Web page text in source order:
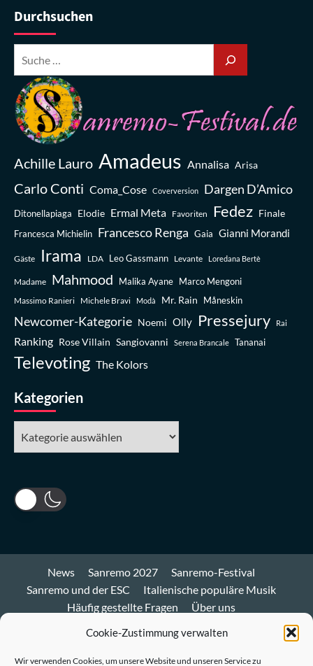
Cookie-Zustimmung verwalten
Wir verwenden Cookies, um unsere Website und unseren Service zu
Durchsuchen
Achille Lauro Amadeus Annalisa Arisa
Carlo Conti Coma_Cose Coverversion Dargen D’Amico
Ditonellapiaga Elodie Ermal Meta Favoriten Fedez Finale
Francesca Michielin Francesco Renga Gaia Gianni Morandi
Gäste Irama LDA Leo Gassmann Levante Loredana Bertè
Madame Mahmood Malika Ayane Marco Mengoni
Massimo Ranieri Michele Bravi Modà Mr. Rain Måneskin
Newcomer-Kategorie Noemi Olly Pressejury Rai
Ranking Rose Villain Sangiovanni Serena Brancale Tananai
Televoting The Kolors
Kategorien
News Sanremo 2027
Sanremo-Festival
Sanremo und der ESC
Italienische populäre Musik
Häufig gestellte Fragen
Über uns